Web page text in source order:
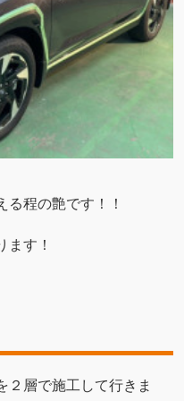
程の艶です！！
ます！
２層で施工して行きま